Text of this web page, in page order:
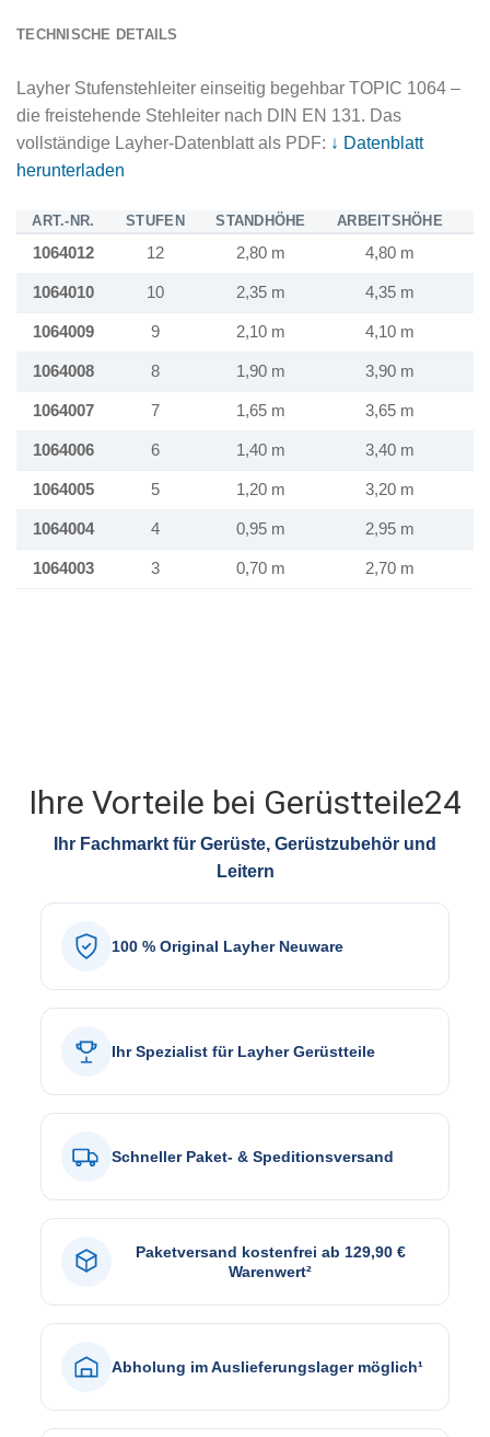
TECHNISCHE DETAILS
Layher Stufenstehleiter einseitig begehbar TOPIC 1064 –
die freistehende Stehleiter nach DIN EN 131. Das
vollständige Layher-Datenblatt als PDF: ↓ Datenblatt
herunterladen
ART.-NR. STUFEN STANDHÖHE ARBEITSHÖHE
1064012 12 2,80 m 4,80 m
1064010 10 2,35 m 4,35 m
1064009 9 2,10 m 4,10 m
1064008 8 1,90 m 3,90 m
1064007 7 1,65 m 3,65 m
1064006 6 1,40 m 3,40 m
1064005 5 1,20 m 3,20 m
1064004 4 0,95 m 2,95 m
1064003 3 0,70 m 2,70 m
Ihre Vorteile bei Gerüstteile24
Ihr Fachmarkt für Gerüste, Gerüstzubehör und
Leitern
100 % Original Layher Neuware
Ihr Spezialist für Layher Gerüstteile
Schneller Paket- & Speditionsversand
Paketversand kostenfrei ab 129,90 €
Warenwert²
Abholung im Auslieferungslager möglich¹